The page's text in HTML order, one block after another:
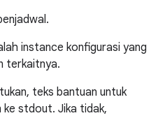
instance konfigurasi yang
terkaitnya.
teks bantuan untuk
ke stdout. Jika tidak,